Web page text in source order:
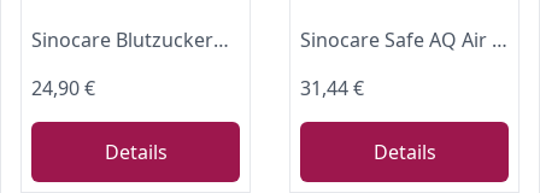
Sinocare Blutzuckermessgerät Set mit Teststreifen 50 mg/dL(Safe-Accu2)
24,90 €
Details
Sinocare Safe AQ Air Blutzuckermessgerät, einfaches und großartiges Blutzuckertest-Set mit Bluetooth und App, mit 100 Teststreifen und Lanzetten, in mg/dl
31,44 €
Details